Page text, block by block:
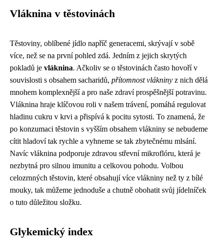
Vláknina v těstovinách
Těstoviny, oblíbené jídlo napříč generacemi, skrývají v sobě
více, než se na první pohled zdá. Jedním z jejich skrytých
pokladů je vláknina. Ačkoliv se o těstovinách často hovoří v
souvislosti s obsahem sacharidů, přítomnost vlákniny z nich dělá
mnohem komplexnější a pro naše zdraví prospěšnější potravinu.
Vláknina hraje klíčovou roli v našem trávení, pomáhá regulovat
hladinu cukru v krvi a přispívá k pocitu sytosti. To znamená, že
po konzumaci těstovin s vyšším obsahem vlákniny se nebudeme
cítit hladoví tak rychle a vyhneme se tak zbytečnému mlsání.
Navíc vláknina podporuje zdravou střevní mikroflóru, která je
nezbytná pro silnou imunitu a celkovou pohodu. Volbou
celozrnných těstovin, které obsahují více vlákniny než ty z bílé
mouky, tak můžeme jednoduše a chutně obohatit svůj jídelníček
o tuto důležitou složku.
Glykemický index